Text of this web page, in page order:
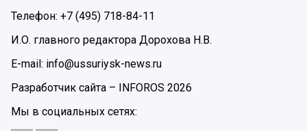
Телефон: +7 (495) 718-84-11
И.О. главного редактора Дорохова Н.В.
E-mail: info@ussuriysk-news.ru
Разработчик сайта –
INFOROS 2026
Мы в социальных сетях: